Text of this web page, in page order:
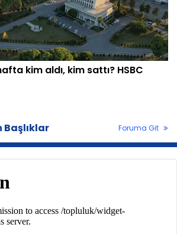
kim aldı, kim sattı? HSBC
Başlıklar Foruma Git